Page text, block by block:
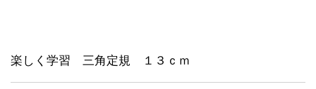
楽しく学習 三角定規 １３ｃｍ